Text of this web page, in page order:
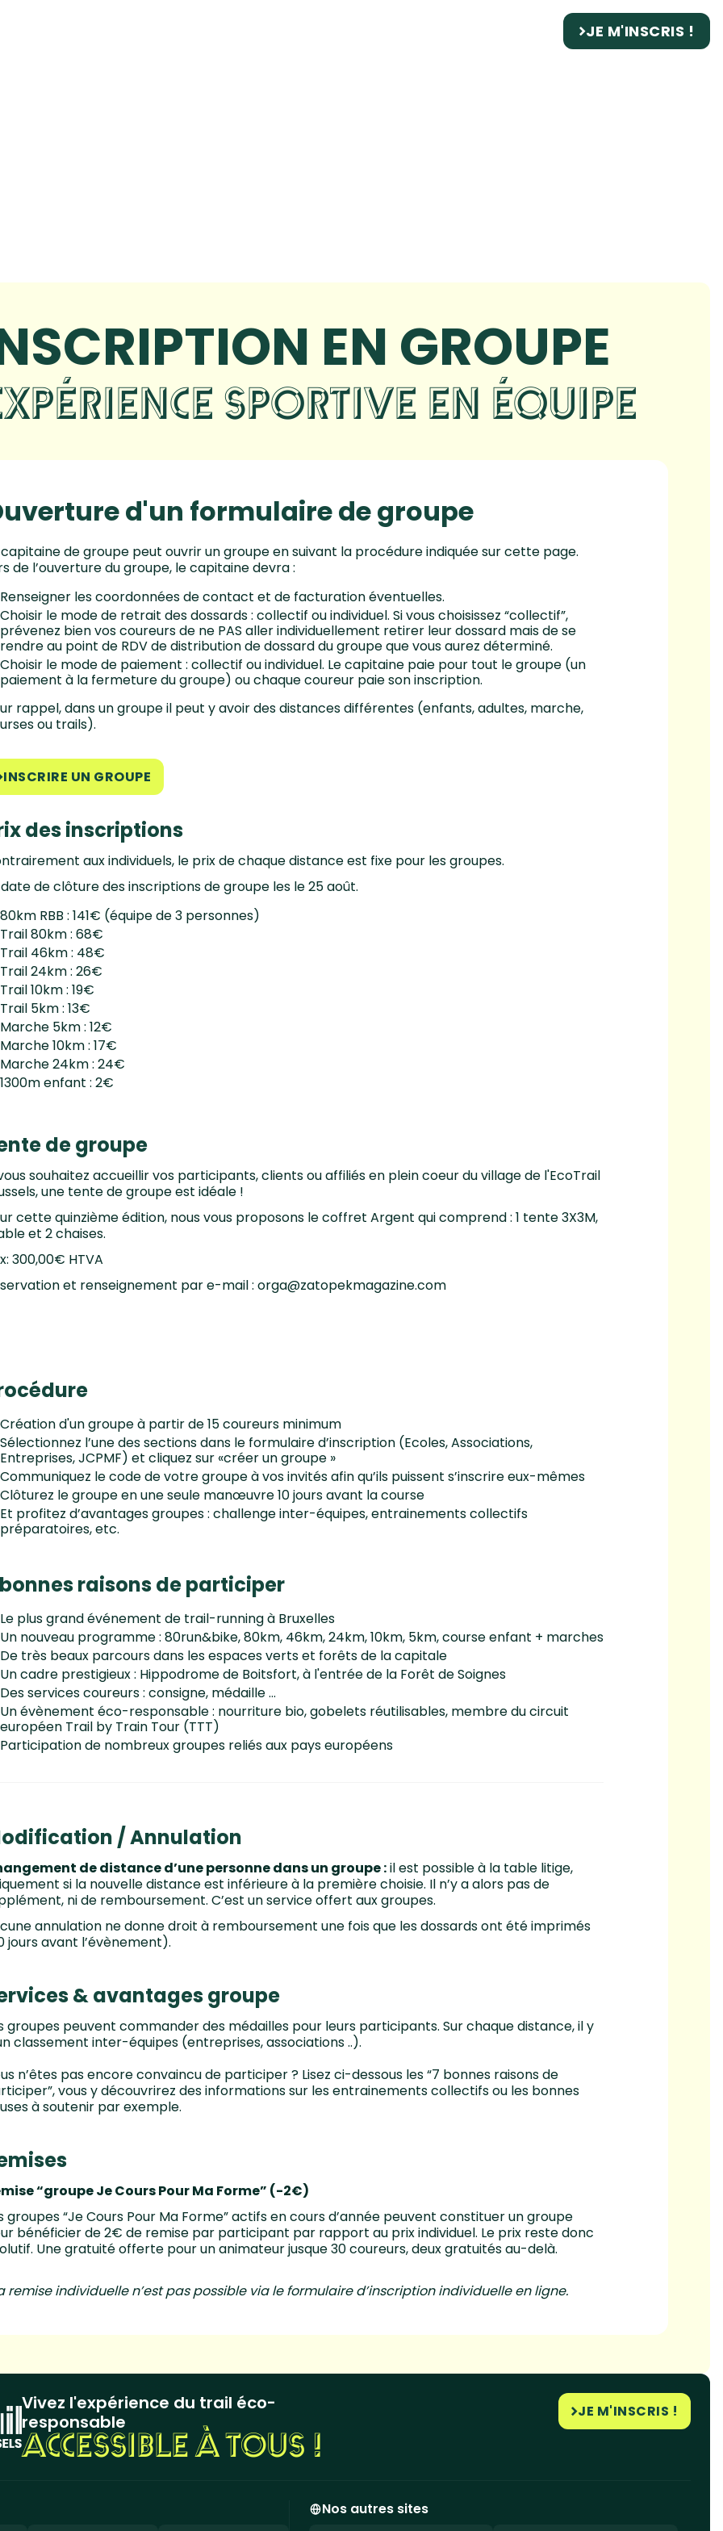
JE M'INSCRIS !
EN GROUPE
SPORTIVE EN ÉQUIPE
d'un formulaire de groupe
capitaine de groupe peut ouvrir un groupe en suivant la procédure indiquée sur cette page.
de l’ouverture du groupe, le capitaine devra :
Renseigner les coordonnées de contact et de facturation éventuelles.
Choisir le mode de retrait des dossards : collectif ou individuel. Si vous choisissez “collectif”,
prévenez bien vos coureurs de ne PAS aller individuellement retirer leur dossard mais de se
rendre au point de RDV de distribution de dossard du groupe que vous aurez déterminé.
Choisir le mode de paiement : collectif ou individuel. Le capitaine paie pour tout le groupe (un
paiement à la fermeture du groupe) ou chaque coureur paie son inscription.
rappel, dans un groupe il peut y avoir des distances différentes (enfants, adultes, marche,
ou trails).
INSCRIRE UN GROUPE
des inscriptions
aux individuels, le prix de chaque distance est fixe pour les groupes.
date de clôture des inscriptions de groupe les le 25 août.
80km RBB : 141€ (équipe de 3 personnes)
Trail 80km : 68€
Trail 46km : 48€
Trail 24km : 26€
Trail 10km : 19€
Trail 5km : 13€
Marche 5km : 12€
Marche 10km : 17€
Marche 24km : 24€
1300m enfant : 2€
de groupe
souhaitez accueillir vos participants, clients ou affiliés en plein coeur du village de l'EcoTrail
une tente de groupe est idéale !
cette quinzième édition, nous vous proposons le coffret Argent qui comprend : 1 tente 3X3M,
et 2 chaises.
300,00€ HTVA
et renseignement par e-mail : orga@zatopekmagazine.com
Création d'un groupe à partir de 15 coureurs minimum
Sélectionnez l’une des sections dans le formulaire d’inscription (Ecoles, Associations,
Entreprises, JCPMF) et cliquez sur «créer un groupe »
Communiquez le code de votre groupe à vos invités afin qu’ils puissent s’inscrire eux-mêmes
Clôturez le groupe en une seule manœuvre 10 jours avant la course
Et profitez d’avantages groupes : challenge inter-équipes, entrainements collectifs
préparatoires, etc.
raisons de participer
Le plus grand événement de trail-running à Bruxelles
Un nouveau programme : 80run&bike, 80km, 46km, 24km, 10km, 5km, course enfant + marches
De très beaux parcours dans les espaces verts et forêts de la capitale
Un cadre prestigieux : Hippodrome de Boitsfort, à l'entrée de la Forêt de Soignes
Des services coureurs : consigne, médaille ...
Un évènement éco-responsable : nourriture bio, gobelets réutilisables, membre du circuit
européen Trail by Train Tour (TTT)
Participation de nombreux groupes reliés aux pays européens
/ Annulation
de distance d’une personne dans un groupe :il est possible à la table litige,
si la nouvelle distance est inférieure à la première choisie. Il n’y a alors pas de
ni de remboursement. C’est un service offert aux groupes.
annulation ne donne droit à remboursement une fois que les dossards ont été imprimés
jours avant l’évènement).
& avantages groupe
groupes peuvent commander des médailles pour leurs participants. Sur chaque distance, il y
classement inter-équipes (entreprises, associations ..).
n’êtes pas encore convaincu de participer ? Lisez ci-dessous les “7 bonnes raisons de
vous y découvrirez des informations sur les entrainements collectifs ou les bonnes
à soutenir par exemple.
“groupe Je Cours Pour Ma Forme” (-2€)
groupes “Je Cours Pour Ma Forme” actifs en cours d’année peuvent constituer un groupe
bénéficier de 2€ de remise par participant par rapport au prix individuel. Le prix reste donc
Une gratuité offerte pour un animateur jusque 30 coureurs, deux gratuités au-delà.
remise individuelle n’est pas possible via le formulaire d’inscription individuelle en ligne.
Vivez l'expérience du trail éco-
responsable
ACCESSIBLE À TOUS !
JE M'INSCRIS !
Nos autres sites